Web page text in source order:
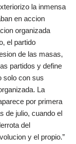
la inmensa
en accion
organizada
el partido
de las masas,
partidos y define
solo con sus
La
por primera
de julio, cuando el
del
y el propio.”